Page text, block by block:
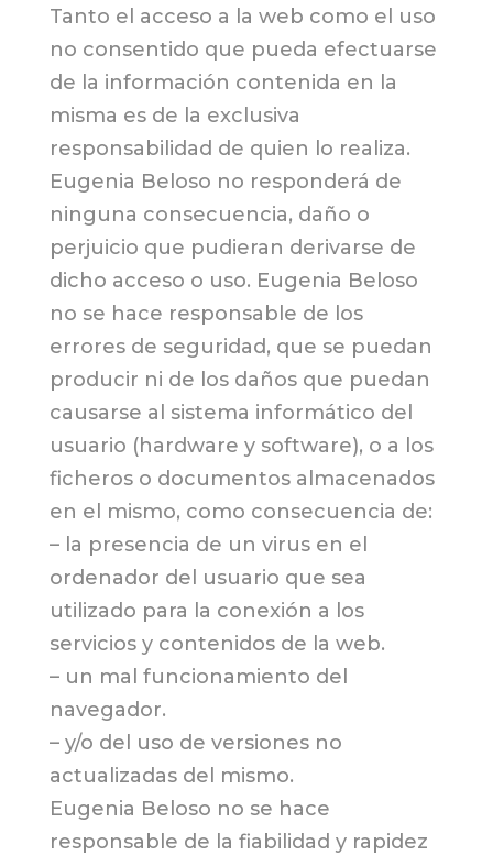
Tanto el acceso a la web como el uso
no consentido que pueda efectuarse
de la información contenida en la
misma es de la exclusiva
responsabilidad de quien lo realiza.
Eugenia Beloso no responderá de
ninguna consecuencia, daño o
perjuicio que pudieran derivarse de
dicho acceso o uso. Eugenia Beloso
no se hace responsable de los
errores de seguridad, que se puedan
producir ni de los daños que puedan
causarse al sistema informático del
usuario (hardware y software), o a los
ficheros o documentos almacenados
en el mismo, como consecuencia de:
– la presencia de un virus en el
ordenador del usuario que sea
utilizado para la conexión a los
servicios y contenidos de la web.
– un mal funcionamiento del
navegador.
– y/o del uso de versiones no
actualizadas del mismo.
Eugenia Beloso no se hace
responsable de la fiabilidad y rapidez